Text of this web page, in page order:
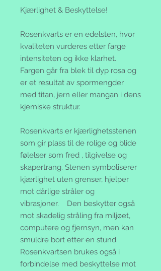
Kjærlighet & Beskyttelse!
Rosenkvarts er en edelsten, hvor
kvaliteten vurderes etter farge
intensiteten og ikke klarhet.
Fargen går fra blek til dyp rosa og
er et resultat av spormengder
med titan, jern eller mangan i dens
kjemiske struktur.
Rosenkvarts er kjærlighetsstenen
som gir plass til de rolige og blide
følelser som fred , tilgivelse og
skapertrang. Stenen symboliserer
kjærlighet uten grenser, hjelper
mot dårlige stråler og
vibrasjoner. Den beskytter også
mot skadelig stråling fra miljøet,
computere og fjernsyn, men kan
smuldre bort etter en stund.
Rosenkvartsen brukes også i
forbindelse med beskyttelse mot